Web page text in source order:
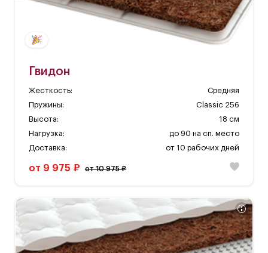
Гвидон
Жесткость:
Средняя
Пружины:
Classic 256
Высота:
18 см
Нагрузка:
до 90 на сп. место
Доставка:
от 10 рабочих дней
от 9 975 ₽ от 10 975 ₽